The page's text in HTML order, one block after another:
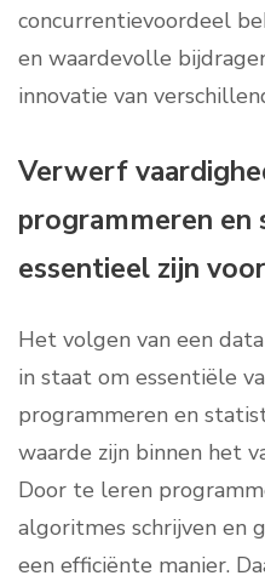
concurrentievoordeel
en waardevolle
innovatie van
Verwerf
programmeren en
essentieel zijn
Het volgen van een
in staat om essentiële
programmeren en
waarde zijn binnen het
Door te leren
algoritmes schrijven en
een efficiënte manier.